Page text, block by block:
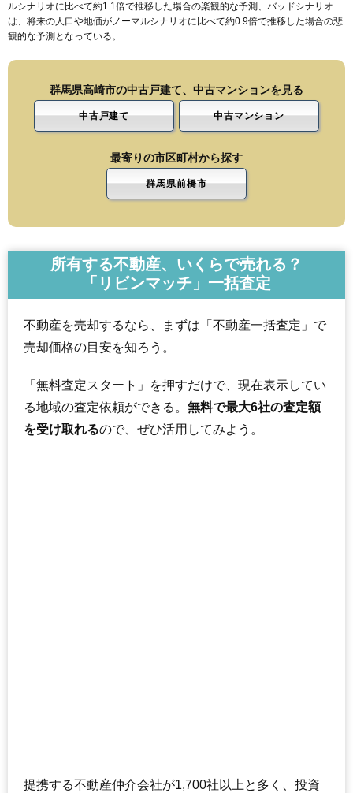
ルシナリオに比べて約1.1倍で推移した場合の楽観的な予測、バッドシナリオ
は、将来の人口や地価がノーマルシナリオに比べて約0.9倍で推移した場合の悲
観的な予測となっている。
群馬県高崎市の中古戸建て、中古マンションを見る
中古戸建て 中古マンション
最寄りの市区町村から探す
群馬県前橋市
所有する不動産、いくらで売れる？
「リビンマッチ」一括査定
不動産を売却するなら、まずは「不動産一括査定」で
売却価格の目安を知ろう。
「無料査定スタート」を押すだけで、現在表示してい
る地域の査定依頼ができる。 無料で最大6社の査定額
を受け取れるので、ぜひ活用してみよう。
提携する不動産仲介会社が1,700社以上と多く、投資